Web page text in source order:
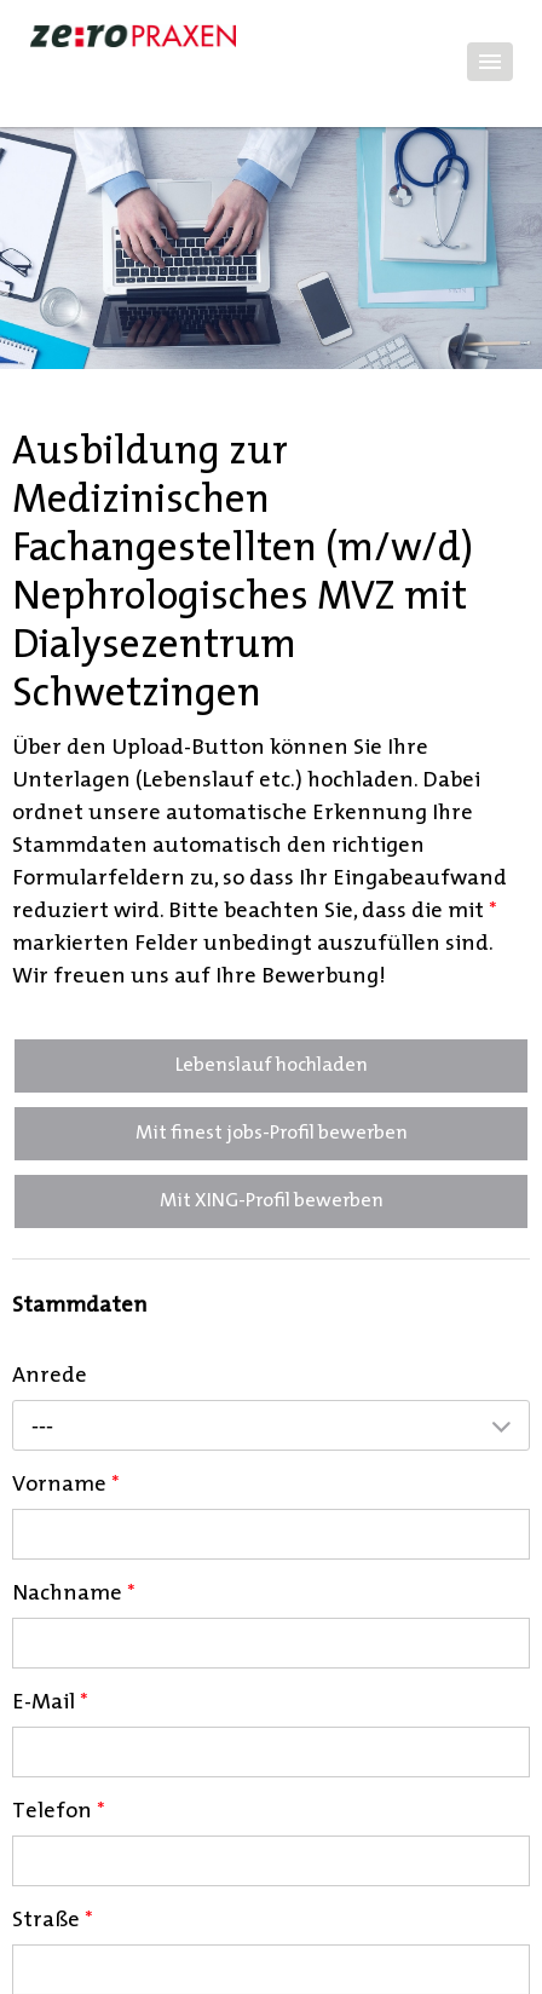
Ausbildung zur
Medizinischen
Fachangestellten (m/w/d)
Nephrologisches MVZ mit
Dialysezentrum
Schwetzingen
Über den Upload-Button können Sie Ihre
Unterlagen (Lebenslauf etc.) hochladen. Dabei
ordnet unsere automatische Erkennung Ihre
Stammdaten automatisch den richtigen
Formularfeldern zu, so dass Ihr Eingabeaufwand
reduziert wird. Bitte beachten Sie, dass die mit *
markierten Felder unbedingt auszufüllen sind.
Wir freuen uns auf Ihre Bewerbung!
Lebenslauf hochladen
Mit finest jobs-Profil bewerben
Mit XING-Profil bewerben
Stammdaten
Anrede
---
Vorname *
Nachname *
E-Mail *
Telefon *
Straße *